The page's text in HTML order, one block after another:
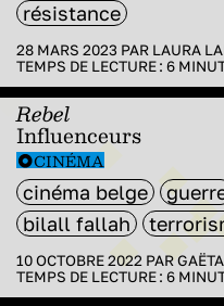
résistance
28 MARS 2023 PAR LAURA
TEMPS DE LECTURE : 6
Rebel
Influenceurs
CINÉMA
cinéma belge
bilall fallah
10 OCTOBRE 2022 PAR
TEMPS DE LECTURE : 6